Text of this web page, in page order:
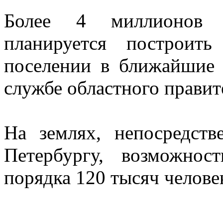
Более 4 миллионов
планируется
поселении в
службе областного
На землях,
Петербургу,
порядка 120 тысяч